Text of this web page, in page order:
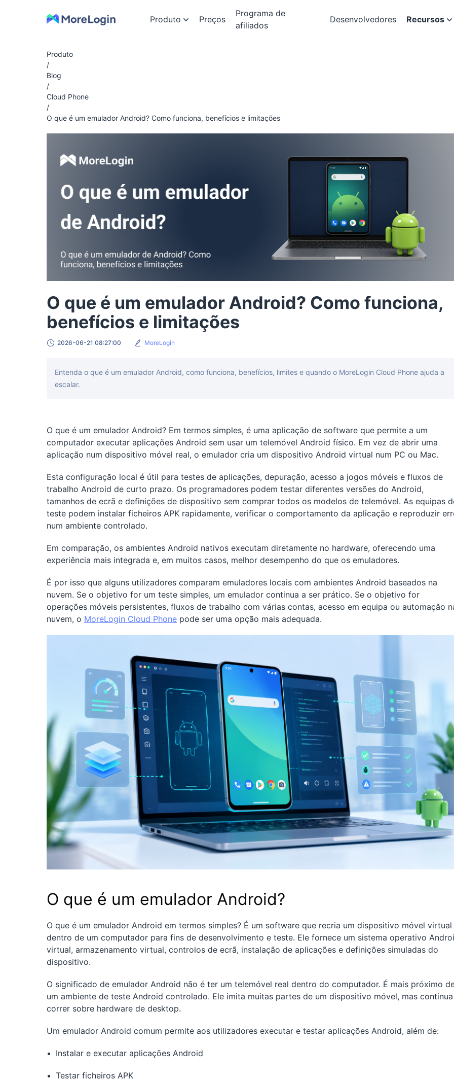
Produto Preços
Programa de
afiliados
Desenvolvedores Recursos
Produto
/
Blog
/
Cloud Phone
/
O que é um emulador Android? Como funciona, benefícios e limitações
O que é um emulador Android? Como funciona,
benefícios e limitações
2026-06-21 08:27:00 MoreLogin
Entenda o que é um emulador Android, como funciona, benefícios, limites e quando o MoreLogin Cloud Phone ajuda a
escalar.
O que é um emulador Android? Em termos simples, é uma aplicação de software que permite a um
computador executar aplicações Android sem usar um telemóvel Android físico. Em vez de abrir uma
aplicação num dispositivo móvel real, o emulador cria um dispositivo Android virtual num PC ou Mac.
Esta configuração local é útil para testes de aplicações, depuração, acesso a jogos móveis e fluxos de
trabalho Android de curto prazo. Os programadores podem testar diferentes versões do Android,
tamanhos de ecrã e definições de dispositivo sem comprar todos os modelos de telemóvel. As equipas
teste podem instalar ficheiros APK rapidamente, verificar o comportamento da aplicação e reproduzir
num ambiente controlado.
Em comparação, os ambientes Android nativos executam diretamente no hardware, oferecendo uma
experiência mais integrada e, em muitos casos, melhor desempenho do que os emuladores.
É por isso que alguns utilizadores comparam emuladores locais com ambientes Android baseados na
nuvem. Se o objetivo for um teste simples, um emulador continua a ser prático. Se o objetivo for
operações móveis persistentes, fluxos de trabalho com várias contas, acesso em equipa ou automação
nuvem, o MoreLogin Cloud Phone pode ser uma opção mais adequada.
O que é um emulador Android?
O que é um emulador Android em termos simples? É um software que recria um dispositivo móvel virtual
dentro de um computador para fins de desenvolvimento e teste. Ele fornece um sistema operativo
virtual, armazenamento virtual, controlos de ecrã, instalação de aplicações e definições simuladas do
dispositivo.
O significado de emulador Android não é ter um telemóvel real dentro do computador. É mais próximo
um ambiente de teste Android controlado. Ele imita muitas partes de um dispositivo móvel, mas
correr sobre hardware de desktop.
Um emulador Android comum permite aos utilizadores executar e testar aplicações Android, além de:
Instalar e executar aplicações Android
Testar ficheiros APK